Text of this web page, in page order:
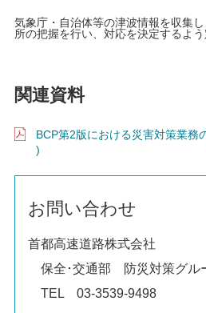
気象庁・自治体等の津波情報を収集
所の把握を行い、対応を決定するよう
関連資料
BCP第2版における災害対策業務
)
お問い合わせ
首都高速道路株式会社
保全･交通部 防災対策グル
TEL 03-3539-9498